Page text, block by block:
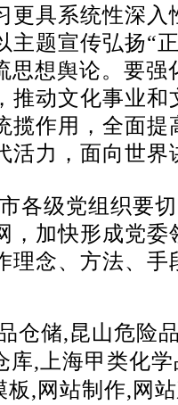
具系统性深
题宣传弘扬“
想舆论。要
动文化事业
作用，全面
力，面向世界
各级党组织要
加快形成党
念、方法、手